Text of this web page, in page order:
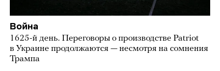
Война
1625-й день. Переговоры о производстве Patriot
в Украине продолжаются — несмотря на сомнения
Трампа